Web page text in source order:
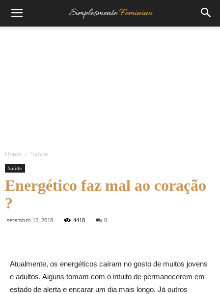
Home Saúde
Saúde
Energético faz mal ao coração
?
setembro 12, 2018 4418 0
Atualmente, os energéticos caíram no gosto de muitos jovens
e adultos. Alguns tomam com o intuito de permanecerem em
estado de alerta e encarar um dia mais longo. Já outros